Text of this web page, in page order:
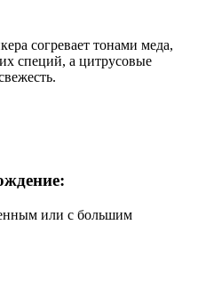
согревает тонами меда,
специй, а цитрусовые
или с большим